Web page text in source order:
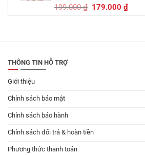
199.000₫ Giá
gốc
179.000₫Giá
hiện
THÔNG TIN HỖ TRỢ
Giới thiệu
Chính sách bảo mật
Chính sách bảo hành
Chính sách đổi trả & hoàn tiền
Phương thức thanh toán